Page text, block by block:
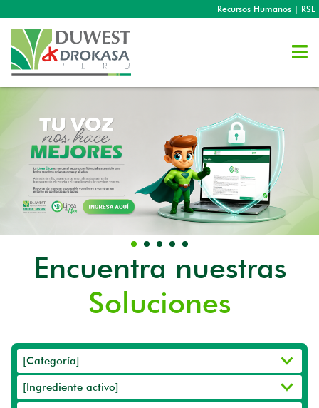
Recursos Humanos | RSE
Encuentra nuestras
Soluciones